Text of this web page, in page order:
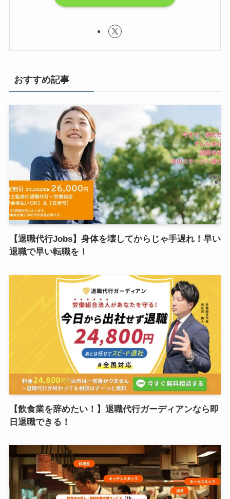
おすすめ記事
【退職代行Jobs】身体を壊してからじゃ手遅れ！早い
退職で早い転職を！
【飲食業を辞めたい！】退職代行ガーディアンなら即
日退職できる！